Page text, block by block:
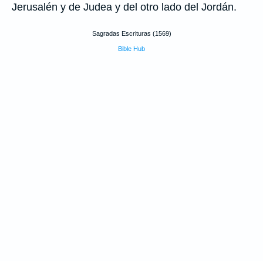
Jerusalén y de Judea y del otro lado del Jordán.
Sagradas Escrituras (1569)
Bible Hub